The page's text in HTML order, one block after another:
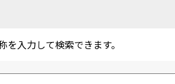
入力して検索できます。